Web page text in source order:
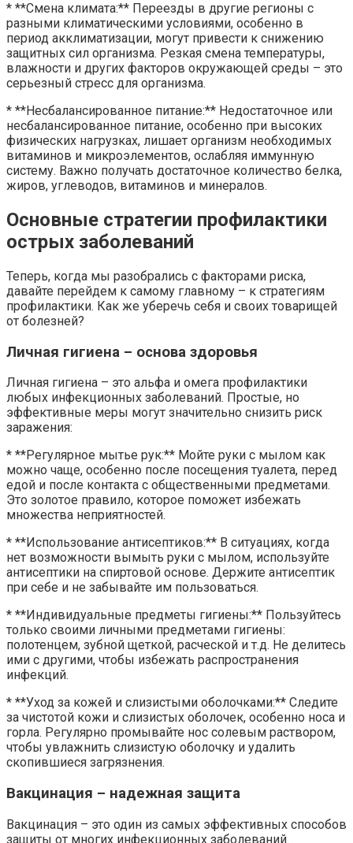
* **Смена климата:** Переезды в другие регионы с
разными климатическими условиями, особенно в
период акклиматизации, могут привести к снижению
защитных сил организма. Резкая смена температуры,
влажности и других факторов окружающей среды – это
серьезный стресс для организма.
* **Несбалансированное питание:** Недостаточное или
несбалансированное питание, особенно при высоких
физических нагрузках, лишает организм необходимых
витаминов и микроэлементов, ослабляя иммунную
систему. Важно получать достаточное количество белка,
жиров, углеводов, витаминов и минералов.
Основные стратегии профилактики
острых заболеваний
Теперь, когда мы разобрались с факторами риска,
давайте перейдем к самому главному – к стратегиям
профилактики. Как же уберечь себя и своих товарищей
от болезней?
Личная гигиена – основа здоровья
Личная гигиена – это альфа и омега профилактики
любых инфекционных заболеваний. Простые, но
эффективные меры могут значительно снизить риск
заражения:
* **Регулярное мытье рук:** Мойте руки с мылом как
можно чаще, особенно после посещения туалета, перед
едой и после контакта с общественными предметами.
Это золотое правило, которое поможет избежать
множества неприятностей.
* **Использование антисептиков:** В ситуациях, когда
нет возможности вымыть руки с мылом, используйте
антисептики на спиртовой основе. Держите антисептик
при себе и не забывайте им пользоваться.
* **Индивидуальные предметы гигиены:** Пользуйтесь
только своими личными предметами гигиены:
полотенцем, зубной щеткой, расческой и т.д. Не делитесь
ими с другими, чтобы избежать распространения
инфекций.
* **Уход за кожей и слизистыми оболочками:** Следите
за чистотой кожи и слизистых оболочек, особенно носа и
горла. Регулярно промывайте нос солевым раствором,
чтобы увлажнить слизистую оболочку и удалить
скопившиеся загрязнения.
Вакцинация – надежная защита
Вакцинация – это один из самых эффективных способов
защиты от многих инфекционных заболеваний.